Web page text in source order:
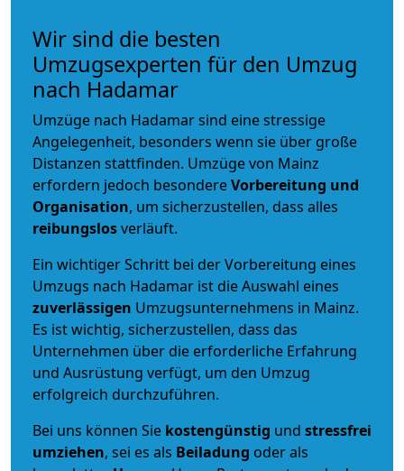
Wir sind die besten
Umzugsexperten für den Umzug
nach Hadamar
Umzüge nach Hadamar sind eine stressige
Angelegenheit, besonders wenn sie über große
Distanzen stattfinden. Umzüge von Mainz
erfordern jedoch besondereVorbereitung und
Organisation, um sicherzustellen, dass alles
reibungslosverläuft.
Ein wichtiger Schritt bei der Vorbereitung eines
Umzugs nach Hadamar ist die Auswahl eines
zuverlässigen Umzugsunternehmens in Mainz.
Es ist wichtig, sicherzustellen, dass das
Unternehmen über die erforderliche Erfahrung
und Ausrüstung verfügt, um den Umzug
erfolgreich durchzuführen.
Bei uns können Sie kostengünstig und stressfrei
umziehen, sei es als Beiladung oder als